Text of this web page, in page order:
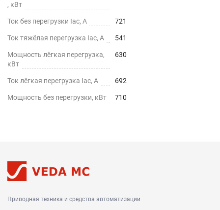
, кВт
Ток без перегрузки Iac, А 721
Ток тяжёлая перегрузка Iac, А 541
Мощность лёгкая перегрузка,
кВт
630
Ток лёгкая перегрузка Iac, А 692
Мощность без перегрузки, кВт 710
Приводная техника и средства автоматизации